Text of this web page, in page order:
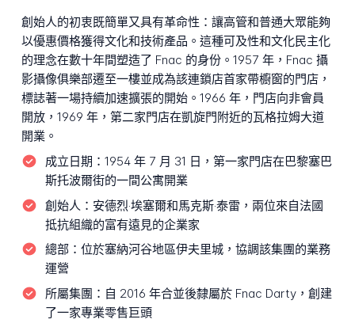
創始人的初衷既簡單又具有革命性：讓高管和普通大眾能夠
以優惠價格獲得文化和技術產品。這種可及性和文化民主化
的理念在數十年間塑造了 Fnac 的身份。1957 年，Fnac 攝
影攝像俱樂部遷至一樓並成為該連鎖店首家帶櫥窗的門店，
標誌著一場持續加速擴張的開始。1966 年，門店向非會員
開放，1969 年，第二家門店在凱旋門附近的瓦格拉姆大道
開業。
成立日期： 1954 年 7 月 31 日，第一家門店在巴黎塞巴
斯托波爾街的一間公寓開業
創始人： 安德烈·埃塞爾和馬克斯·泰雷，兩位來自法國
抵抗組織的富有遠見的企業家
總部： 位於塞納河谷地區伊夫里城，協調該集團的業務
運營
所屬集團： 自 2016 年合並後隸屬於 Fnac Darty，創建
了一家專業零售巨頭